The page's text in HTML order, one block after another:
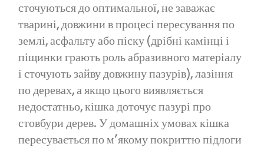
сточуються до оптимальної, не заважає
тварині, довжини в процесі пересування по
землі, асфальту або піску (дрібні камінці і
піщинки грають роль абразивного матеріалу
і сточують зайву довжину пазурів), лазіння
по деревах, а якщо цього виявляється
недостатньо, кішка доточує пазурі про
стовбури дерев. У домашніх умовах кішка
пересувається по м’якому покриттю підлоги